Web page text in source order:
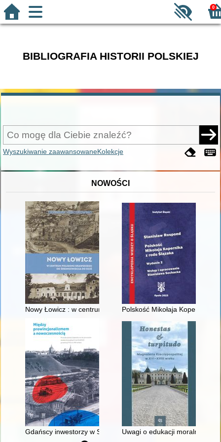
0
BIBLIOGRAFIA HISTORII POLSKIEJ
Wyszukiwanie zaawansowaneKolekcje
NOWOŚCI
Nowy Łowicz : w centrum poligonu drawskiego od
Polskość Mikołaja Kopernika z
Gdańscy inwestorzy w Sopocie : prestiż finansowy i
Uwagi o edukacji moralnej